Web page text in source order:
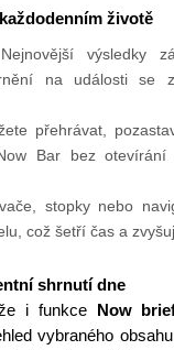
životě
výsledky
na události se
přehrávat,
Bar bez otevírání
stopky nebo
což šetří čas a
shrnutí dne
i funkce
Now
vybraného